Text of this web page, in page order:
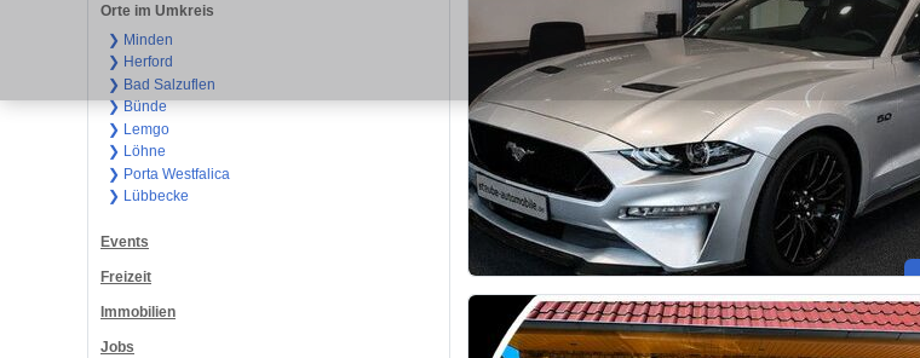
Orte im Umkreis
❯ Minden
❯ Herford
❯ Bad Salzuflen
❯ Bünde
❯ Lemgo
❯ Löhne
❯ Porta Westfalica
❯ Lübbecke
Events
Freizeit
Immobilien
Jobs